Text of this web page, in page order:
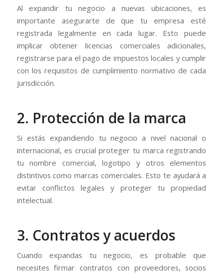
Al expandir tu negocio a nuevas ubicaciones, es
importante asegurarte de que tu empresa esté
registrada legalmente en cada lugar. Esto puede
implicar obtener licencias comerciales adicionales,
registrarse para el pago de impuestos locales y cumplir
con los requisitos de cumplimiento normativo de cada
jurisdicción.
2. Protección de la marca
Si estás expandiendo tu negocio a nivel nacional o
internacional, es crucial proteger tu marca registrando
tu nombre comercial, logotipo y otros elementos
distintivos como marcas comerciales. Esto te ayudará a
evitar conflictos legales y proteger tu propiedad
intelectual.
3. Contratos y acuerdos
Cuando expandas tu negocio, es probable que
necesites firmar contratos con proveedores, socios